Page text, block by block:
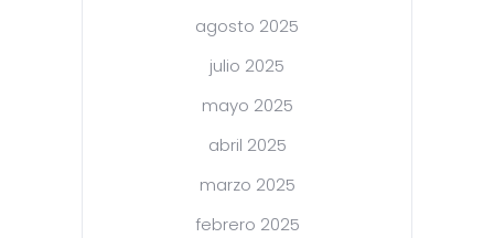
agosto 2025
julio 2025
mayo 2025
abril 2025
marzo 2025
febrero 2025